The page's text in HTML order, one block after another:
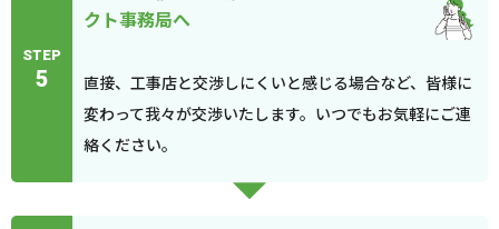
STEP
5
クト事務局へ
直接、工事店と交渉しにくいと感じる場合など、皆様に
変わって我々が交渉いたします。いつでもお気軽にご連
絡ください。